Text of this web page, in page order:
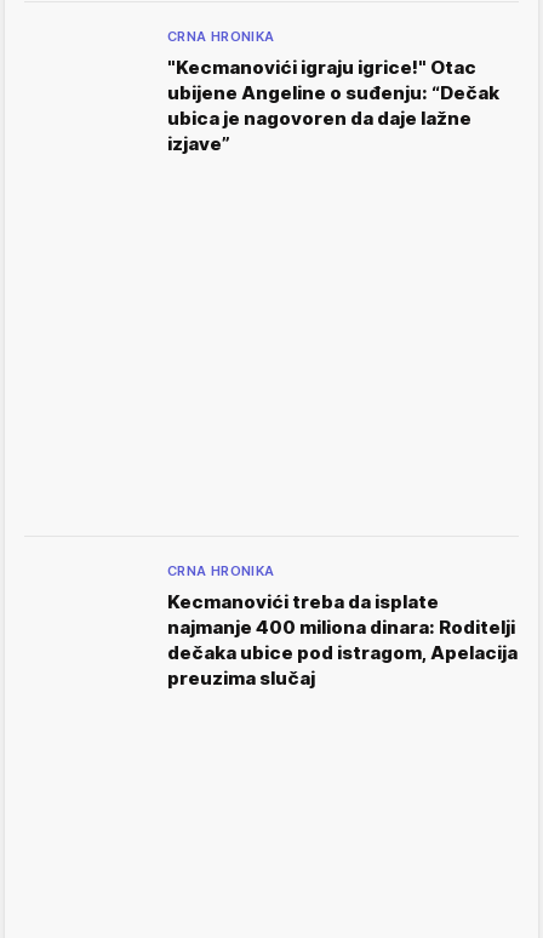
CRNA HRONIKA
"Kecmanovići igraju igrice!" Otac
ubijene Angeline o suđenju: “Dečak
ubica je nagovoren da daje lažne
izjave”
CRNA HRONIKA
Kecmanovići treba da isplate
najmanje 400 miliona dinara: Roditelji
dečaka ubice pod istragom, Apelacija
preuzima slučaj